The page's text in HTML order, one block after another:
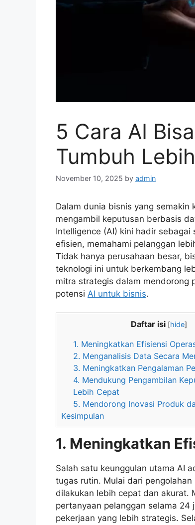
5 Cara AI
Tumbuh
November 10, 2025 by admin
Dalam dunia bisnis yang
mengambil keputusan berbasis
Intelligence (AI) kini hadir
efisien, memahami pelanggan
Tidak hanya perusahaan besar,
teknologi ini untuk berkembang
mitra strategis dalam mendorong
potensi AI untuk bisnis.
Daftar isi [hide]
1. Meningkatkan Efisiensi
2. Menganalisis Data Secara
3. Meningkatkan Pengalaman
4. Mendukung Pengambilan
Lebih Cepat
5. Mendorong Inovasi Produk
Kesimpulan
1. Meningkatkan
Salah satu keunggulan utama AI
tugas rutin. Mulai dari
dilakukan lebih cepat dan akurat.
pertanyaan pelanggan selama
pekerjaan yang lebih strategis.